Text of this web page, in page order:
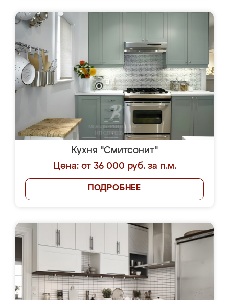
Кухня "Смитсонит"
Цена: от 36 000 руб. за п.м.
ПОДРОБНЕЕ